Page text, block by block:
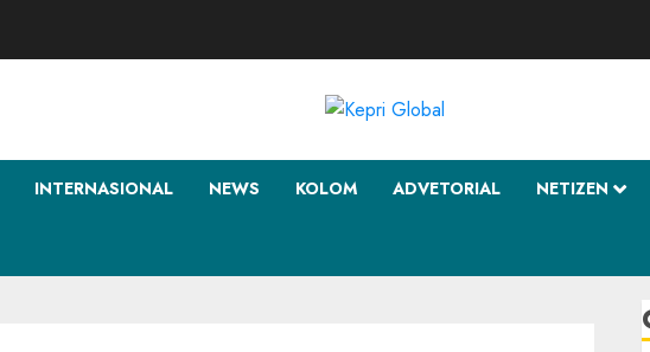
INTERNASIONAL NEWS KOLOM ADVETORIAL NETIZEN